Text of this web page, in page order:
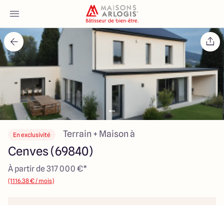
Accueil
Nos maisons
Nos annonces
Votre projet
Qui sommes-nous
En exclusivité Terrain + Maison à
Cenves (69840)
À partir de 317 000 €*
(1116.38 € / mois)